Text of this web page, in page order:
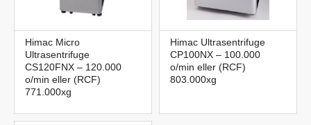
Himac Micro
Ultrasentrifuge
CS120FNX – 120.000
o/min eller (RCF)
771.000xg
Himac Ultrasentrifuge
CP100NX – 100.000
o/min eller (RCF)
803.000xg